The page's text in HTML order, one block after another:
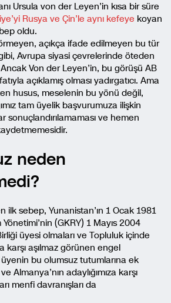
Ursula von der Leyen’in kısa bir süre
Rusya ve Çin’le aynı kefeye koyan
oldu.
açıkça ifade edilmeyen bu tür
Avrupa siyasi çevrelerinde öteden
Von der Leyen’in, bu görüşü AB
açıklamış olması yadırgatıcı. Ama
husus, meselenin bu yönü değil,
tam üyelik başvurumuza ilişkin
ve hemen
neden
ilk sebep, Yunanistan’ın 1 Ocak 1981
Yönetimi’nin (GKRY) 1 Mayıs 2004
üyesi olmaları ve Topluluk içinde
karşı aşılmaz görünen engel
üyenin bu olumsuz tutumlarına ek
Almanya’nın adaylığımıza karşı
menfi davranışları da